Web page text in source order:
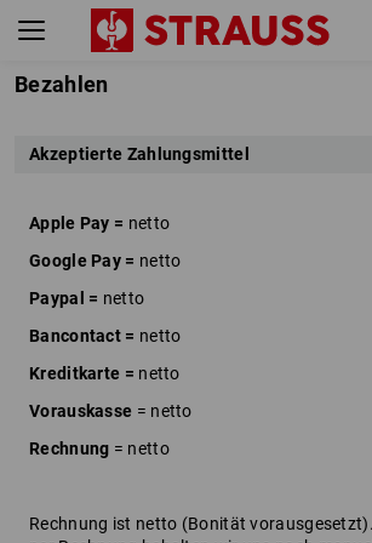
Bezahlen
Akzeptierte Zahlungsmittel
Apple Pay = netto
Google Pay = netto
Paypal = netto
Bancontact = netto
Kreditkarte = netto
Vorauskasse = netto
Rechnung = netto
Rechnung ist netto (Bonität